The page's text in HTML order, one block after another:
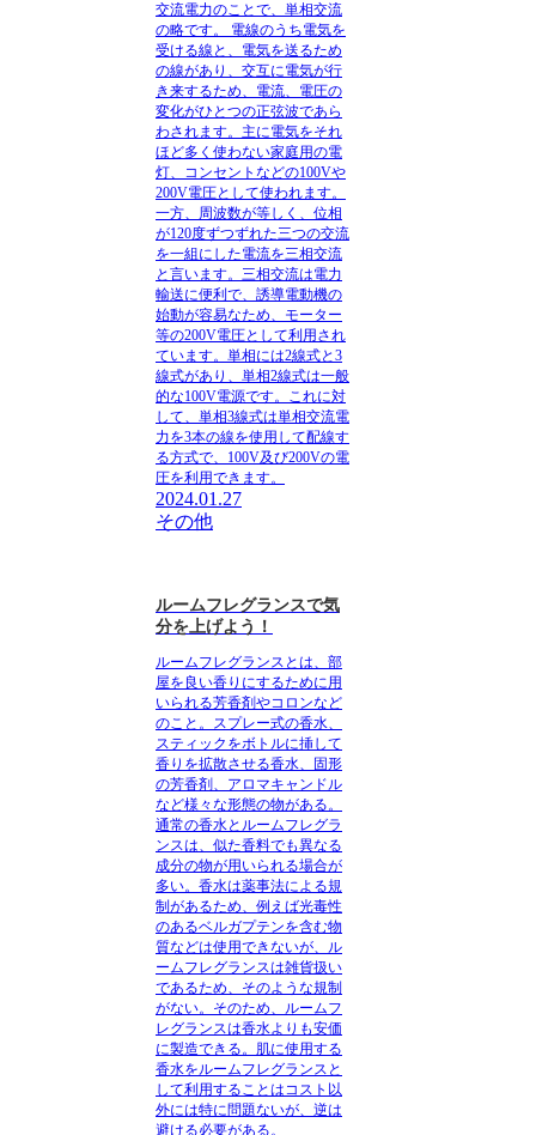
交流電力のことで、単相交流
の略です。
電線のうち電気を
受ける線と、電気を送るため
の線があり、交互に電気が行
き来するため、電流、電圧の
変化がひとつの正弦波であら
わされます。主に電気をそれ
ほど多く使わない家庭用の電
灯、コンセントなどの100Vや
200V電圧として使われます。
一方、周波数が等しく、位相
が120度ずつずれた三つの交流
を一組にした電流を三相交流
と言います。三相交流は電力
輸送に便利で、誘導電動機の
始動が容易なため、モーター
等の200V電圧として利用され
ています。 単相には2線式と3
線式があり、単相2線式は一般
的な100V電源です。これに対
して、単相3線式は単相交流電
力を3本の線を使用して配線す
る方式で、100V及び200Vの電
圧を利用できます。
2024.01.27
その他
ルームフレグランスで気
分を上げよう！
ルームフレグランスとは、部
屋を良い香りにするために用
いられる芳香剤やコロンなど
のこと。 スプレー式の香水、
スティックをボトルに挿して
香りを拡散させる香水、固形
の芳香剤、アロマキャンドル
など様々な形態の物がある。
通常の香水とルームフレグラ
ンスは、似た香料でも異なる
成分の物が用いられる場合が
多い。香水は薬事法による規
制があるため、例えば光毒性
のあるベルガプテンを含む物
質などは使用できないが、ル
ームフレグランスは雑貨扱い
であるため、そのような規制
がない。そのため、ルームフ
レグランスは香水よりも安価
に製造できる。肌に使用する
香水をルームフレグランスと
して利用することはコスト以
外には特に問題ないが、逆は
避ける必要がある。